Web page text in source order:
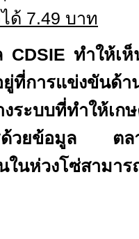
ด้ 7.49 บาท
CDSIEทำให้เ
ที่การแข่งขันด้า
ระบบที่ทำให้เก
ด้วยข้อมูล ตล
นห่วงโซ่สามาร